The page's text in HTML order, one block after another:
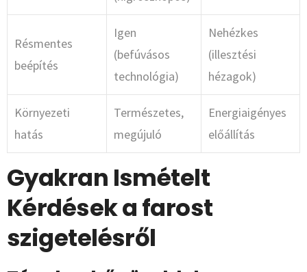
Résmentes
beépítés
Igen
(befúvásos
technológia)
Nehézkes
(illesztési
hézagok)
Környezeti
hatás
Természetes,
megújuló
Energiaigényes
előállítás
Gyakran Ismételt
Kérdések a farost
szigetelésről